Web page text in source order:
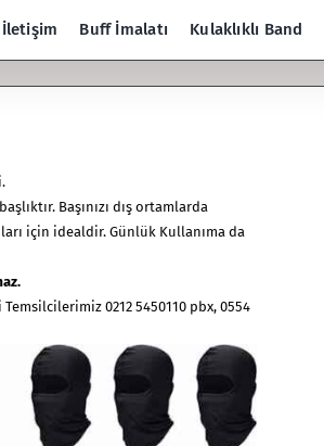
İletişim Buff İmalatı Kulaklıklı Band
Başınızı dış ortamlarda
için idealdir. Günlük Kullanıma da
0212 5450110 pbx, 0554